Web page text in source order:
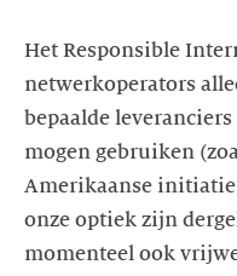
Het Responsible
netwerkoperators
bepaalde
mogen gebruiken
Amerikaanse
onze optiek zijn
momenteel ook